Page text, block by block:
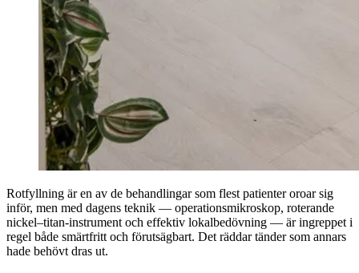
Rotfyllning är en av de behandlingar som flest patienter oroar sig
inför, men med dagens teknik — operationsmikroskop, roterande
nickel–titan-instrument och effektiv lokalbedövning — är ingreppet i
regel både smärtfritt och förutsägbart. Det räddar tänder som annars
hade behövt dras ut.